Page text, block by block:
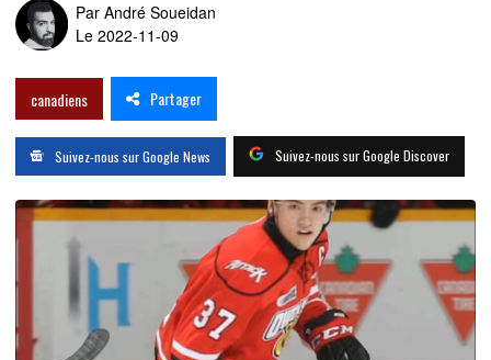
Par André Soueidan
Le 2022-11-09
canadiens Partager
Suivez-nous sur Google News Suivez-nous sur Google Discover